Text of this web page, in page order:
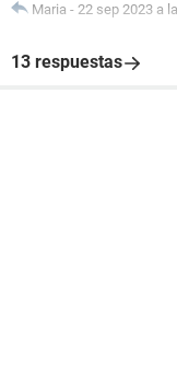
Maria - 22 sep 2023 a
13 respuestas